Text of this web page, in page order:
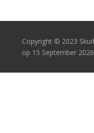
Copyright © 2023
op 15 September 2026